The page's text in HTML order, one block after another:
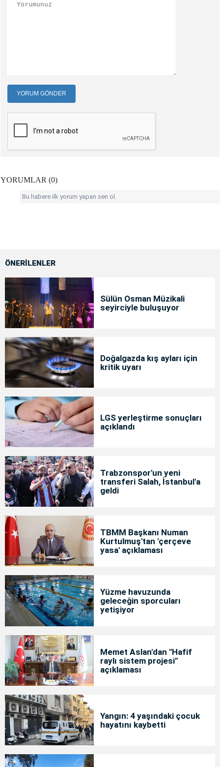
YORUM GÖNDER
YORUMLAR (0)
Bu habere ilk yorum yapan sen ol.
ÖNERİLENLER
Sülün Osman Müzikali
seyirciyle buluşuyor
Doğalgazda kış ayları için
kritik uyarı
LGS yerleştirme sonuçları
açıklandı
Trabzonspor'un yeni
transferi Salah, İstanbul'a
geldi
TBMM Başkanı Numan
Kurtulmuş'tan 'çerçeve
yasa' açıklaması
Yüzme havuzunda
geleceğin sporcuları
yetişiyor
Memet Aslan'dan "Hafif
raylı sistem projesi"
açıklaması
Yangın: 4 yaşındaki çocuk
hayatını kaybetti